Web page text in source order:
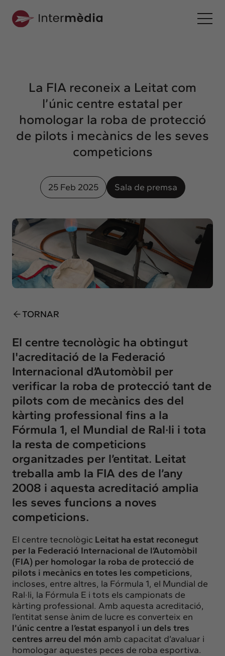
Interconnexió
Els nostres serveis
Interacció
Projectes
Confidencial
Interrelació
Insights
Actualitat
Intercanvi
Contacte
La FIA reconeix a Leitat com
l’únic centre estatal per
homologar la roba de protecció
de pilots i mecànics de les seves
competicions
25 Feb 2025 Sala de premsa
TORNAR
El centre tecnològic ha obtingut
l'acreditació de la Federació
Internacional d’Automòbil per
verificar la roba de protecció tant de
pilots com de mecànics des del
kàrting professional fins a la
Fórmula 1, el Mundial de Ral·li i tota
la resta de competicions
organitzades per l’entitat. Leitat
treballa amb la FIA des de l’any
2008 i aquesta acreditació amplia
les seves funcions a noves
competicions.
El centre tecnològic Leitat ha estat reconegut
per la Federació Internacional de l’Automòbil
(FIA) per homologar la roba de protecció de
pilots i mecànics en totes les competicions,
incloses, entre altres, la Fórmula 1, el Mundial de
Ral·li, la Fórmula E i tots els campionats de
kàrting professional. Amb aquesta acreditació,
l’entitat sense ànim de lucre es converteix en
l’únic centre a l’estat espanyol i un dels tres
centres arreu del món amb capacitat d’avaluar i
homologar aquestes peces de roba esportiva.